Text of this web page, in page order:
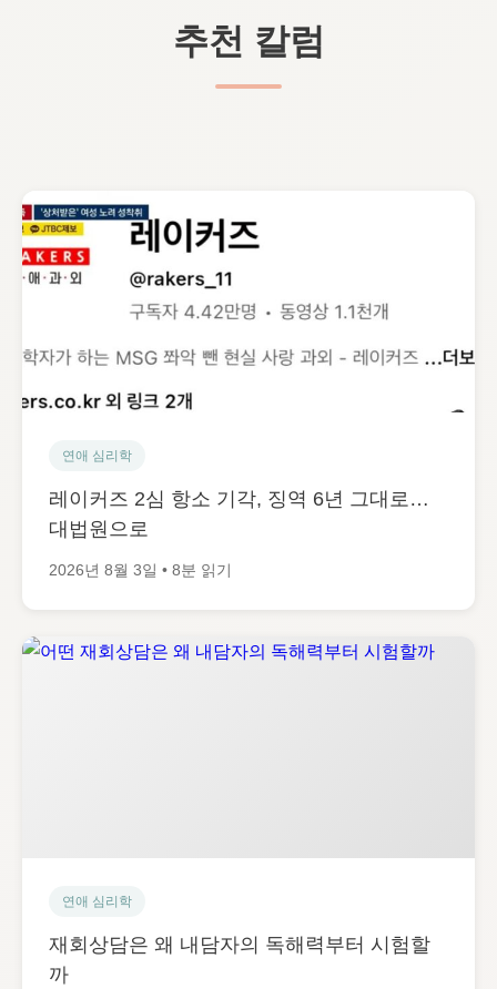
추천 칼럼
연애 심리학
레이커즈 2심 항소 기각, 징역 6년 그대로…
대법원으로
2026년 8월 3일 • 8분 읽기
연애 심리학
재회상담은 왜 내담자의 독해력부터 시험할
까